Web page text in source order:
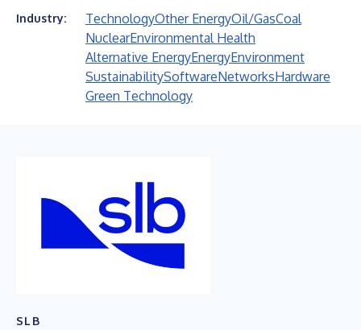
Industry: TechnologyOther EnergyOil/GasCoal
NuclearEnvironmental Health
Alternative EnergyEnergyEnvironment
SustainabilitySoftwareNetworksHardware
Green Technology
SLB